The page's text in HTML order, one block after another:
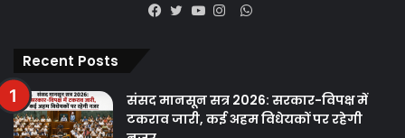
WhatsApp
Recent Posts
संसद मानसून सत्र 2026: सरकार-विपक्ष में
टकराव जारी, कई अहम विधेयकों पर रहेगी